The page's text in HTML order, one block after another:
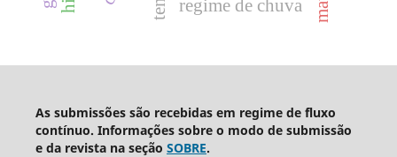
regime de chuva
As submissões são recebidas em regime de fluxo
contínuo. Informações sobre o modo de submissão
e da revista na seção SOBRE.